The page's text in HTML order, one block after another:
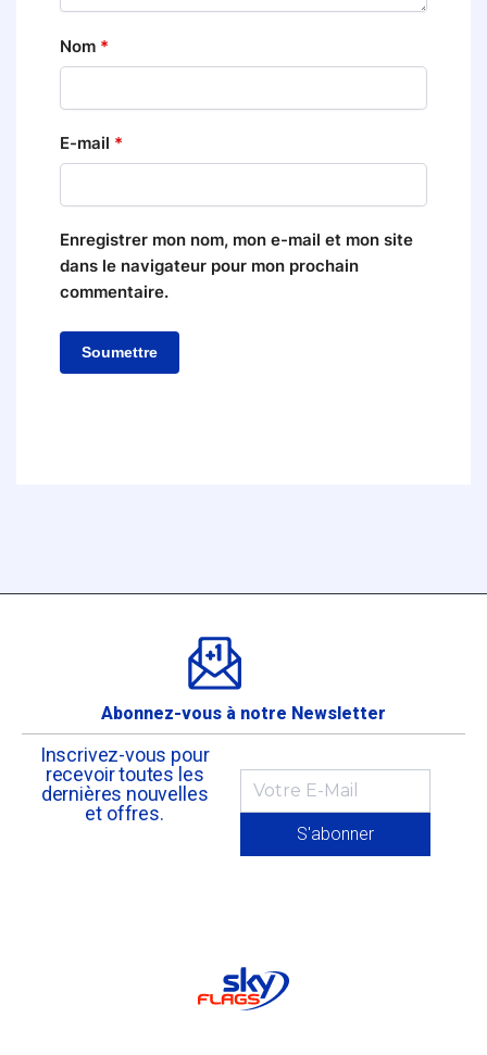
Nom *
E-mail *
Enregistrer mon nom, mon e-mail et mon site
dans le navigateur pour mon prochain
commentaire.
Abonnez-vous à notre Newsletter
Inscrivez-vous pour
recevoir toutes les
dernières nouvelles
et offres.
S'abonner